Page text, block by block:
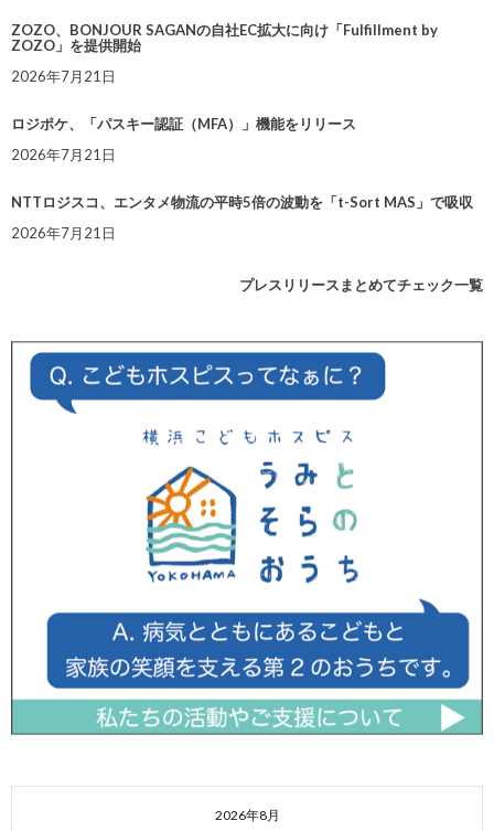
ZOZO、BONJOUR SAGANの自社EC拡大に向け「Fulfillment by
ZOZO」を提供開始
2026年7月21日
ロジポケ、「パスキー認証（MFA）」機能をリリース
2026年7月21日
NTTロジスコ、エンタメ物流の平時5倍の波動を「t-Sort MAS」で吸収
2026年7月21日
プレスリリースまとめてチェック一覧
2026年8月